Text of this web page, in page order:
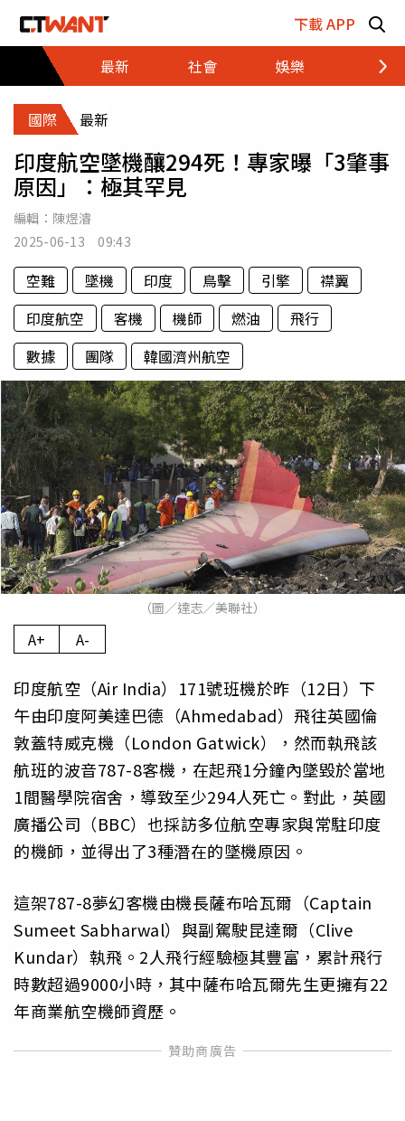
下載 APP
最新
社會 娛樂 財經
國際 最新
印度航空墜機釀294死！專家曝「3肇事
原因」：極其罕見
編輯： 陳煜濬
2025-06-13 09:43
空難 墜機 印度 鳥擊 引擎
襟翼
印度航空
客機 機師 燃油
飛行
數據
團隊 韓國濟州航空
（圖／達志／美聯社）
A+ A-
印度航空（Air India）171號班機於昨（12日）下
午由印度阿美達巴德（Ahmedabad）飛往英國倫
敦蓋特威克機（London Gatwick），然而執飛該
航班的波音787-8客機，在起飛1分鐘內墜毀於當地
1間醫學院宿舍，導致至少294人死亡。對此，英國
廣播公司（BBC）也採訪多位航空專家與常駐印度
的機師，並得出了3種潛在的墜機原因。
這架787-8夢幻客機由機長薩布哈瓦爾（Captain
Sumeet Sabharwal）與副駕駛昆達爾（Clive
Kundar）執飛。2人飛行經驗極其豐富，累計飛行
時數超過9000小時，其中薩布哈瓦爾先生更擁有22
年商業航空機師資歷。